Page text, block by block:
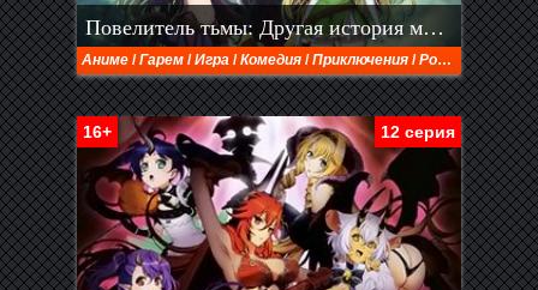
Повелитель тьмы: Другая история мира — Магия подчинения
Аниме /Гарем /Игра /Комедия /Приключения /Романтика /
12 серия
16+